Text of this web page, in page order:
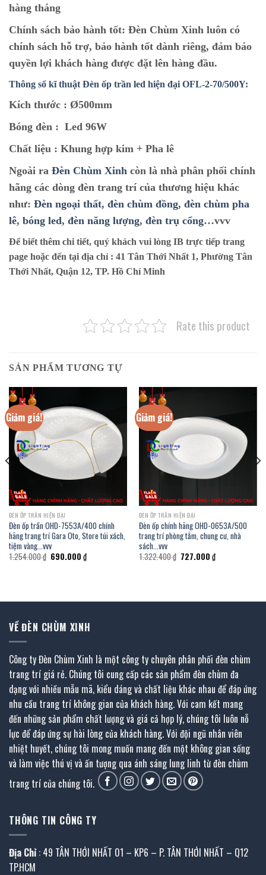
hàng tháng
Chính sách bảo hành tốt: Đèn Chùm Xinh luôn có
chính sách hỗ trợ, bảo hành tốt dành riêng, đảm bảo
quyền lợi khách hàng được đặt lên hàng đầu.
Thông số kĩ thuật Đèn ốp trần led hiện đại OFL-2-70/500Y:
Kích thước : Ø500mm
Bóng đèn : Led 96W
Chất liệu : Khung hợp kim + Pha lê
Ngoài ra Đèn Chùm Xinh còn là nhà phân phối chính
hãng các dòng đèn trang trí của thương hiệu khác
như: Đèn ngoại thất, đèn chùm đồng, đèn chùm pha
lê, bóng led, đèn năng lượng, đèn trụ cổng…vvv
Để biết thêm chi tiết, quý khách vui lòng IB trực tiếp trang
page hoặc đến tại địa chỉ : 41 Tân Thới Nhất 1, Phường Tân
Thới Nhất, Quận 12, TP. Hồ Chí Minh
Rate this product
SẢN PHẨM TƯƠNG TỰ
Giảm giá!
ĐÈN ỐP TRẦN HIỆN ĐẠI
Đèn ốp trần OHD-7553A/400 chính
hãng trang trí Gara Oto, Store túi xách,
tiệm vàng…vvv
1.254.000₫ Giá
gốc
690.000 ₫Giá
hiện
Giảm giá!
ĐÈN ỐP TRẦN HIỆN ĐẠI
Đèn ốp chính hãng OHD-0653A/500
trang trí phòng tắm, chung cư, nhà
sách…vvv
1.322.400₫ Giá
gốc
727.000 ₫Giá
hiện
VỀ ĐÈN CHÙM XINH
Công ty Đèn Chùm Xinh là một công ty chuyên phân phối đèn chùm
trang trí giá rẻ. Chúng tôi cung cấp các sản phẩm đèn chùm đa
dạng với nhiều mẫu mã, kiểu dáng và chất liệu khác nhau để đáp ứng
nhu cầu trang trí không gian của khách hàng. Với cam kết mang
đến những sản phẩm chất lượng và giá cả hợp lý, chúng tôi luôn nỗ
lực để đáp ứng sự hài lòng của khách hàng. Với đội ngũ nhân viên
nhiệt huyết, chúng tôi mong muốn mang đến một không gian sống
và làm việc thú vị và ấn tượng qua ánh sáng lung linh từ đèn chùm
trang trí của chúng tôi.
THÔNG TIN CÔNG TY
Địa Chỉ : 49 TÂN THỚI NHẤT 01 – KP6 – P. TÂN THỚI NHẤT – Q12
TP.HCM